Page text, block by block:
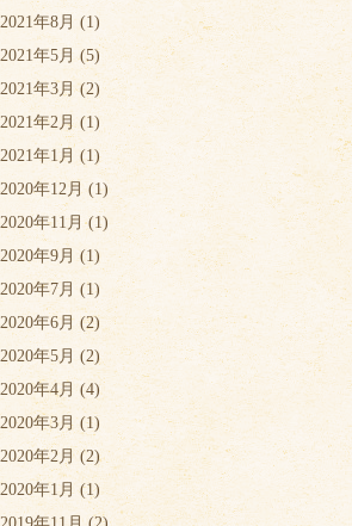
2021年8月 (1)
2021年5月 (5)
2021年3月(2)
2021年2月(1)
2021年1月 (1)
2020年12月 (1)
2020年11月 (1)
2020年9月 (1)
2020年7月 (1)
2020年6月 (2)
2020年5月 (2)
2020年4月 (4)
2020年3月 (1)
2020年2月(2)
2020年1月 (1)